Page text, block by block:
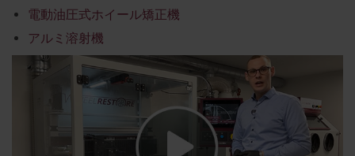
電動油圧式ホイール矯正機
アルミ溶射機